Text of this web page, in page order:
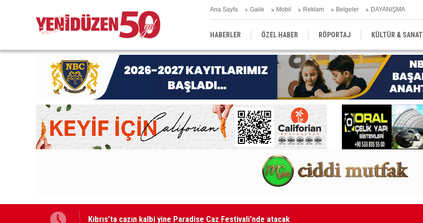
Ana Sayfa Gaile Mobil Reklam Belgeler DAYANIŞMA
HABERLER ÖZEL HABER RÖPORTAJ KÜLTÜR & SANAT
EĞİTİM YEREL YÖNETİM DERGİLER SEKTÖR
GÜÇ-SEN: “Silo kazasına benzer bir felaketle karşı karşıya kalınmaması adına harekete geçtik